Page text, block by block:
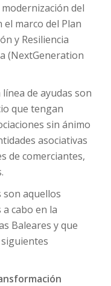
del
marco del Plan
y Resiliencia
(NextGeneration
de ayudas son
que tengan
sin ánimo
asociativas
de comerciantes,
son aquellos
cabo en la
Baleares y que